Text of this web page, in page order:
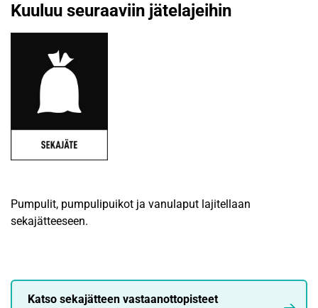
Kuuluu seuraaviin jätelajeihin
Pumpulit, pumpulipuikot ja vanulaput lajitellaan
sekajätteeseen.
Katso sekajätteen vastaanottopisteet